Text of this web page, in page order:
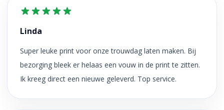
Linda
Super leuke print voor onze trouwdag laten maken. Bij
bezorging bleek er helaas een vouw in de print te zitten.
Ik kreeg direct een nieuwe geleverd. Top service.